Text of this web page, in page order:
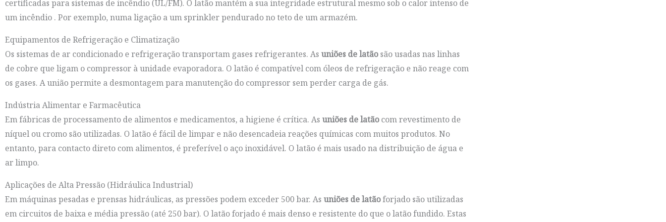
certificadas para sistemas de incêndio (UL/FM). O latão mantém a sua integridade estrutural mesmo sob o calor intenso de
um incêndio . Por exemplo, numa ligação a um sprinkler pendurado no teto de um armazém.
Equipamentos de Refrigeração e Climatização
Os sistemas de ar condicionado e refrigeração transportam gases refrigerantes. As uniões de latão são usadas nas linhas
de cobre que ligam o compressor à unidade evaporadora. O latão é compatível com óleos de refrigeração e não reage com
os gases. A união permite a desmontagem para manutenção do compressor sem perder carga de gás.
Indústria Alimentar e Farmacêutica
Em fábricas de processamento de alimentos e medicamentos, a higiene é crítica. As uniões de latão com revestimento de
níquel ou cromo são utilizadas. O latão é fácil de limpar e não desencadeia reações químicas com muitos produtos. No
entanto, para contacto direto com alimentos, é preferível o aço inoxidável. O latão é mais usado na distribuição de água e
ar limpo.
Aplicações de Alta Pressão (Hidráulica Industrial)
Em máquinas pesadas e prensas hidráulicas, as pressões podem exceder 500 bar. As uniões de latãoforjado são utilizadas
em circuitos de baixa e média pressão (até 250 bar). O latão forjado é mais denso e resistente do que o latão fundido. Estas